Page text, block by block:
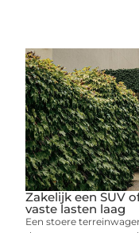
Zakelijk een SUV
vaste lasten laag
Een stoere